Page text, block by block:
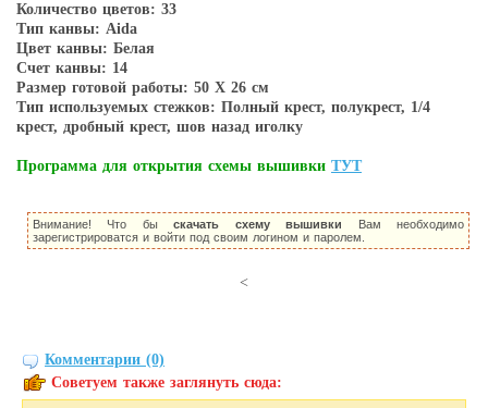
Количество цветов: 33
Тип канвы: Aida
Цвет канвы: Белая
Счет канвы: 14
Размер готовой работы: 50 Х 26 см
Тип используемых стежков: Полный крест, полукрест, 1/4
крест, дробный крест, шов назад иголку
Программа для открытия схемы вышивки ТУТ
Внимание! Что быскачать схему вышивки Вам необходимо
зарегистрироватся и войти под своим логином и паролем.
<
Комментарии (0)
Советуем также заглянуть сюда: